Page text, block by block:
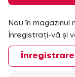
Nou în magazinul
Înregistrați-vă și
Înregistrare